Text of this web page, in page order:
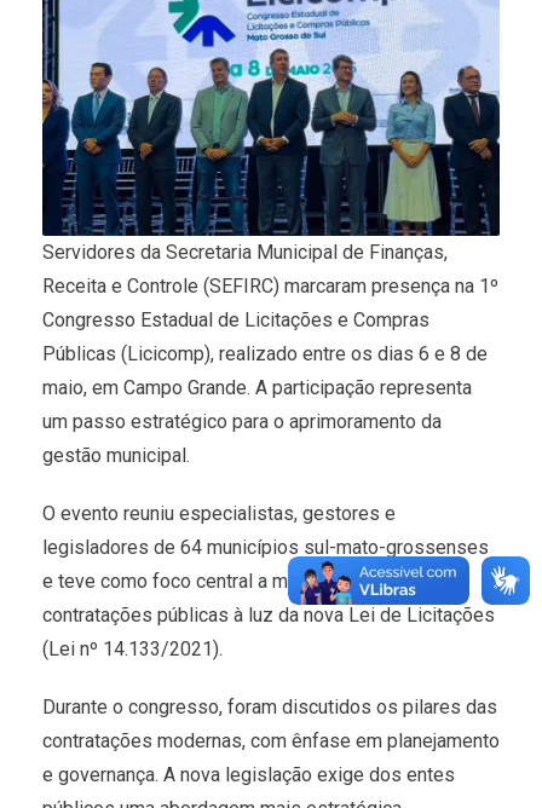
Servidores da Secretaria Municipal de Finanças,
Receita e Controle (SEFIRC) marcaram presença na 1º
Congresso Estadual de Licitações e Compras
Públicas (Licicomp), realizado entre os dias 6 e 8 de
maio, em Campo Grande. A participação representa
um passo estratégico para o aprimoramento da
gestão municipal.
O evento reuniu especialistas, gestores e
legisladores de 64 municípios sul-mato-grossenses
e teve como foco central a modernização das
contratações públicas à luz da nova Lei de Licitações
(Lei nº 14.133/2021).
Durante o congresso, foram discutidos os pilares das
contratações modernas, com ênfase em planejamento
e governança. A nova legislação exige dos entes